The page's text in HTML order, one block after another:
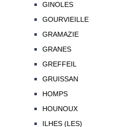
GINOLES
GOURVIEILLE
GRAMAZIE
GRANES
GREFFEIL
GRUISSAN
HOMPS
HOUNOUX
ILHES (LES)